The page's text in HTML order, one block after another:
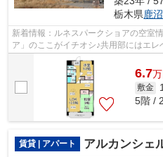
栃木県鹿
新着情報：ルネスパークショアの空室
ア」のここがイチオシ♪共用部にはエ
設備やサービスが揃っているので便利...
6.7万
敷金
5階 /
賃貸 | アパート アルカンシェ